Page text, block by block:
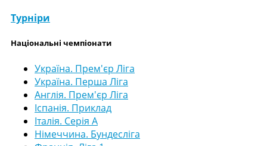
Турніри
Національні чемпіонати
Україна. Прем'єр Ліга
Україна. Перша Ліга
Англія. Прем'єр Ліга
Іспанія. Приклад
Італія. Серія А
Німеччина. Бундесліга